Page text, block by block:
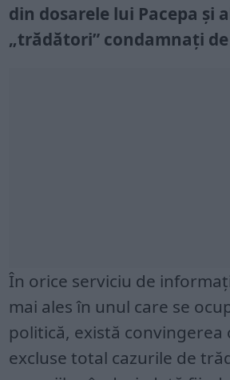
din dosarele lui Pacepa și
„trădători” condamnați de
În orice serviciu de
mai ales în unul care se
politică, există convingerea
excluse total cazurile de